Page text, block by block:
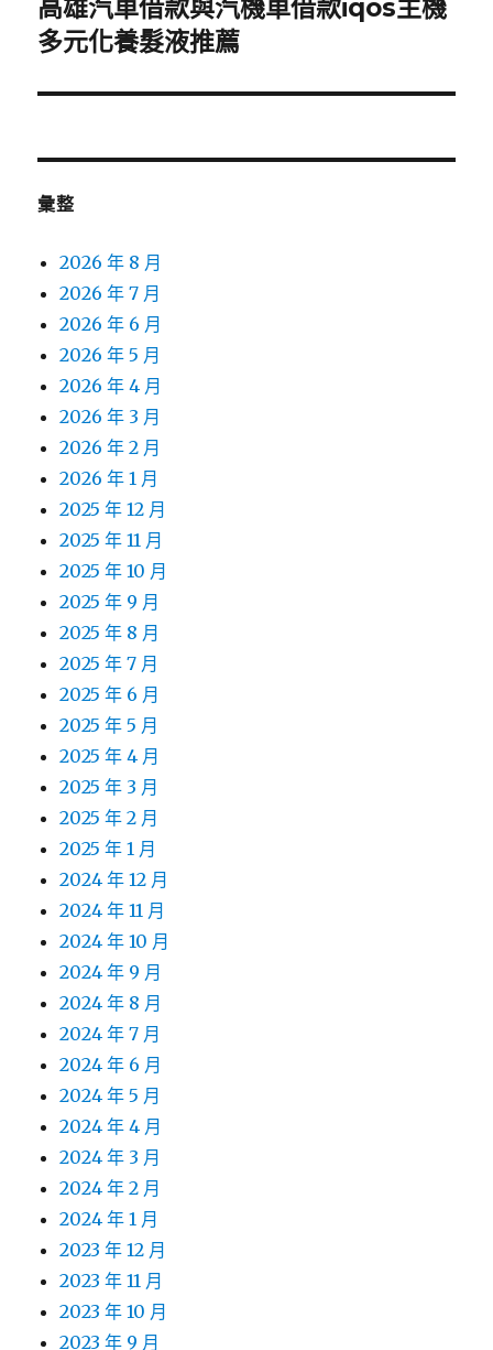
下
一
文
高雄汽車借款與汽機車借款iqos主機
多元化養髮液推薦
彙整
2026 年 8 月
2026 年 7 月
2026 年 6 月
2026 年 5 月
2026 年 4 月
2026 年 3 月
2026 年 2 月
2026 年 1 月
2025 年 12 月
2025 年 11 月
2025 年 10 月
2025 年 9 月
2025 年 8 月
2025 年 7 月
2025 年 6 月
2025 年 5 月
2025 年 4 月
2025 年 3 月
2025 年 2 月
2025 年 1 月
2024 年 12 月
2024 年 11 月
2024 年 10 月
2024 年 9 月
2024 年 8 月
2024 年 7 月
2024 年 6 月
2024 年 5 月
2024 年 4 月
2024 年 3 月
2024 年 2 月
2024 年 1 月
2023 年 12 月
2023 年 11 月
2023 年 10 月
2023 年 9 月